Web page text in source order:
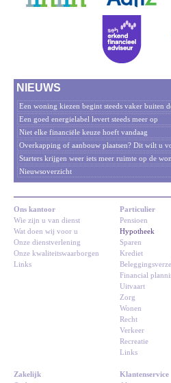
NIEUWS
Een woning kiezen begint steeds vaker buiten
Een goed energielabel levert steeds meer op
Niet elke financiële keuze hoeft vandaag
Overkapping of aanbouw plaatsen? Dit wilt u
Starters krijgen weer iets meer ruimte op de
Nieuwsoverzicht
Ons kantoor
Wie zijn u van dienst
Wat doen wij voor u
Onze dienstverlening
Onze kwaliteitswaarborgen
Links
Particulier
Pensioen
Hypotheek
Sparen
Krediet
Financial
Uitvaart
Zorg
Wonen
Recht
Verkeer
Recreatie
Links
Zakelijk
Klantenservice